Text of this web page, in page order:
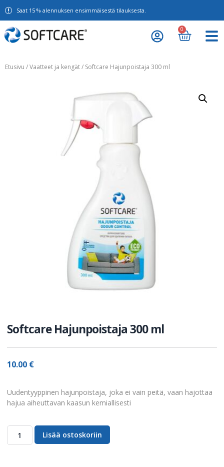
Saat 15 % alennuksen ensimmäisestä tilauksesta.
0
Etusivu /Vaatteet ja kengät/ Softcare Hajunpoistaja 300 ml
Softcare Hajunpoistaja 300 ml
10.00 €
Uudentyyppinen hajunpoistaja, joka ei vain peitä, vaan hajottaa
hajua aiheuttavan kaasun kemiallisesti
Lisää ostoskoriin